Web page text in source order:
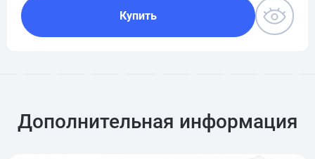
Купить
Дополнительная информация